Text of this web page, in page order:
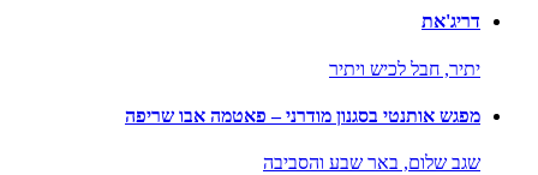
דריג'את
יתיר, חבל לכיש ויתיר
מפגש אותנטי בסגנון מודרני – פאטמה אבו שריפה
שגב שלום, באר שבע והסביבה